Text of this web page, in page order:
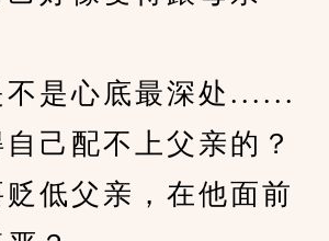
是心底最深处......
己配不上父亲的？
父亲，在他面前